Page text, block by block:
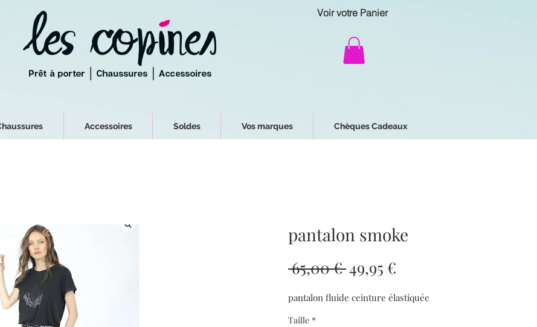
Voir votre Panier
Accessoires Soldes Vos marques Chèques Cadeaux
pantalon smoke
65,00 € Prix
original
49,95 €
promotionnel
pantalon fluide ceinture élastiquée
Taille *